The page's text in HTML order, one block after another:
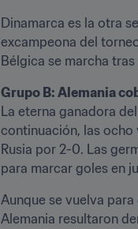
Dinamarca es la otra
excampeona del
Bélgica se marcha
Grupo B: Alemania
La eterna ganadora
continuación, las ocho
Rusia por 2-0. Las
para marcar goles en
Aunque se vuelva
Alemania resultaron